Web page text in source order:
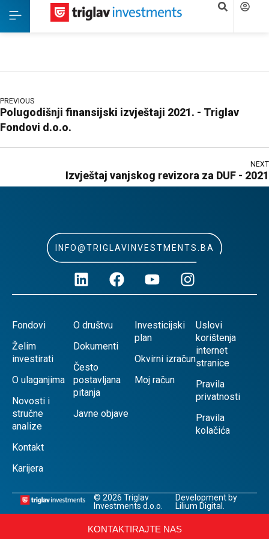
PREVIOUS
Polugodišnji finansijski izvještaji 2021. - Triglav
Fondovi d.o.o.
NEXT
Izvještaj vanjskog revizora za DUF - 2021
INFO@TRIGLAVINVESTMENTS.BA
Fondovi
Želim
investirati
O ulaganjima
Novosti i
stručne
analize
Kontakt
Karijera
O društvu
Dokumenti
Često
postavljana
pitanja
Javne objave
Investicijski
plan
Okvirni izračun
Moj račun
Uslovi
korištenja
internet
stranice
Pravila
privatnosti
Pravila
kolačića
© 2026 Triglav
Investments d.o.o.
Development by
Lilium Digital.
KONTAKTIRAJTE NAS